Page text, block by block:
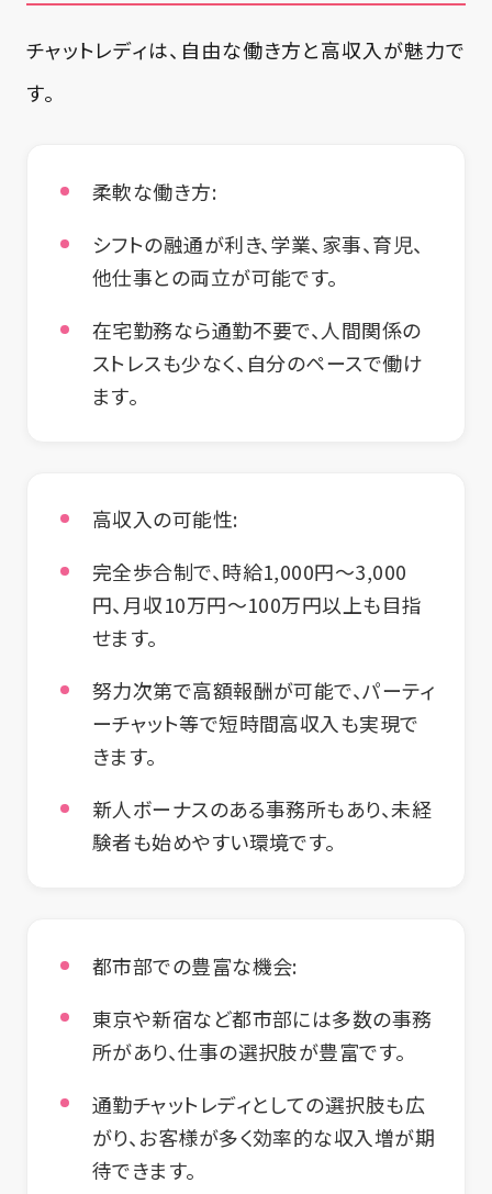
チャットレディは、自由な働き方と高収入が魅力で
す。
柔軟な働き方:
シフトの融通が利き、学業、家事、育児、
他仕事との両立が可能です。
在宅勤務なら通勤不要で、人間関係の
ストレスも少なく、自分のペースで働け
ます。
高収入の可能性:
完全歩合制で、時給1,000円〜3,000
円、月収10万円〜100万円以上も目指
せます。
努力次第で高額報酬が可能で、パーティ
ーチャット等で短時間高収入も実現で
きます。
新人ボーナスのある事務所もあり、未経
験者も始めやすい環境です。
都市部での豊富な機会:
東京や新宿など都市部には多数の事務
所があり、仕事の選択肢が豊富です。
通勤チャットレディとしての選択肢も広
がり、お客様が多く効率的な収入増が期
待できます。